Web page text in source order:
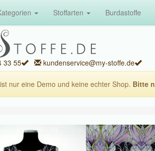
Stoffarten Burdastoffe
33 55 kundenservice@my-stoffe.de
nur eine Demo und keine echter Shop. Bitte